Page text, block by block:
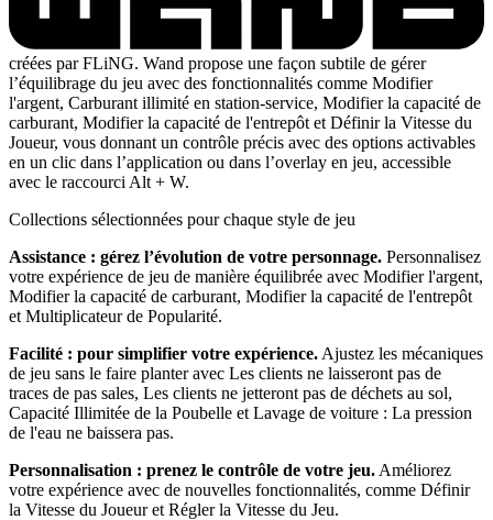
créées par FLiNG. Wand propose une façon subtile de gérer
l’équilibrage du jeu avec des fonctionnalités comme Modifier
l'argent, Carburant illimité en station-service, Modifier la capacité de
carburant, Modifier la capacité de l'entrepôt et Définir la Vitesse du
Joueur, vous donnant un contrôle précis avec des options activables
en un clic dans l’application ou dans l’overlay en jeu, accessible
avec le raccourci Alt + W.
Collections sélectionnées pour chaque style de jeu
Assistance : gérez l’évolution de votre personnage. Personnalisez
votre expérience de jeu de manière équilibrée avec Modifier l'argent,
Modifier la capacité de carburant, Modifier la capacité de l'entrepôt
et Multiplicateur de Popularité.
Facilité : pour simplifier votre expérience. Ajustez les mécaniques
de jeu sans le faire planter avec Les clients ne laisseront pas de
traces de pas sales, Les clients ne jetteront pas de déchets au sol,
Capacité Illimitée de la Poubelle et Lavage de voiture : La pression
de l'eau ne baissera pas.
Personnalisation : prenez le contrôle de votre jeu. Améliorez
votre expérience avec de nouvelles fonctionnalités, comme Définir
la Vitesse du Joueur et Régler la Vitesse du Jeu.